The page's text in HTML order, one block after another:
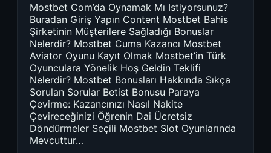
Mostbet Com’da Oynamak Mı Istiyorsunuz?
Buradan Giriş Yapın Content Mostbet Bahis
Şirketinin Müşterilere Sağladığı Bonuslar
Nelerdir? Mostbet Cuma Kazancı Mostbet
Aviator Oyunu Kayıt Olmak Mostbet’in Türk
Oyunculara Yönelik Hoş Geldin Teklifi
Nelerdir? Mostbet Bonusları Hakkında Sıkça
Sorulan Sorular Betist Bonusu Paraya
Çevirme: Kazancınızı Nasıl Nakite
Çevireceğinizi Öğrenin Dai Ücretsiz
Döndürmeler Seçili Mostbet Slot Oyunlarında
Mevcuttur…